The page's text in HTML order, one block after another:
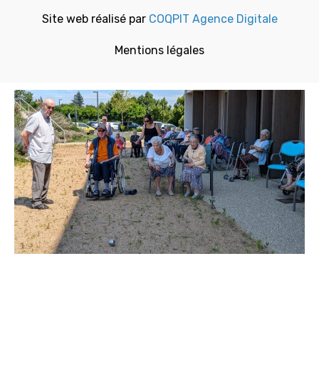
Site web réalisé par COQPIT Agence Digitale
Mentions légales